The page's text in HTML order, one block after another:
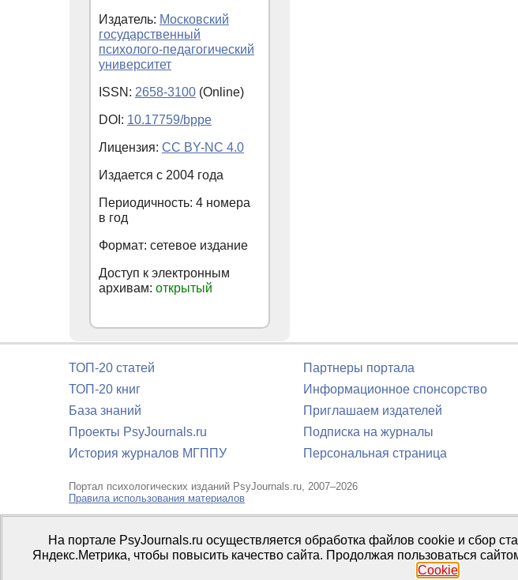
Издатель: Московский
государственный
психолого-педагогический
университет
ISSN: 2658-3100 (Online)
DOI: 10.17759/bppe
Лицензия: CC BY-NC 4.0
Издается с 2004 года
Периодичность: 4 номера
в год
Формат: сетевое издание
Доступ к электронным
архивам: открытый
ТОП-20 статей
ТОП-20 книг
База знаний
Проекты PsyJournals.ru
История журналов МГППУ
Партнеры портала
Информационное спонсорство
Приглашаем издателей
Подписка на журналы
Персональная страница
Портал психологических изданий PsyJournals.ru, 2007–2026
Правила использования материалов
Свидетельство регистрации СМИЭл № ФС77-66447 от 14 июля 2016 г.
Издатель:ФГБОУ ВО МГППУ
На портале PsyJournals.ru осуществляется обработка файлов cookie и сбор
Яндекс.Метрика, чтобы повысить качество сайта. Продолжая пользоваться
Cookie.